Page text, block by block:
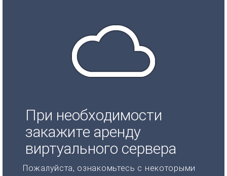
При необходимости
закажите аренду
виртуального сервера
Пожалуйста, ознакомьтесь с некоторыми